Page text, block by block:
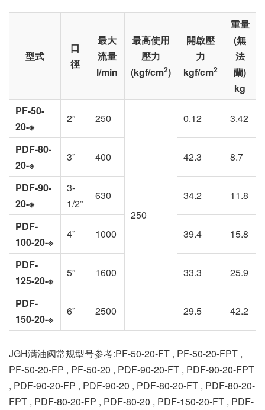
型式
口
徑
最大
流量
l/min
最高使用
壓力
(kgf/cm2)
開啟壓
力
kgf/cm2
重量
(無
法
蘭)
kg
PF-50-
20-※
2” 250
250
0.12 3.42
PDF-80-
20-※
3” 400 42.3 8.7
PDF-90-
20-※
3-
1/2”
630 34.2 11.8
PDF-
100-20-※
4” 1000 39.4 15.8
PDF-
125-20-※
5” 1600 33.3 25.9
PDF-
150-20-※
6” 2500 29.5 42.2
JGH满油阀常规型号参考:PF-50-20-FT , PF-50-20-FPT ,
PF-50-20-FP , PF-50-20 , PDF-90-20-FT , PDF-90-20-FPT
, PDF-90-20-FP , PDF-90-20 , PDF-80-20-FT , PDF-80-20-
FPT , PDF-80-20-FP , PDF-80-20 , PDF-150-20-FT , PDF-